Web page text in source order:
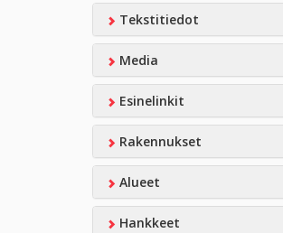
Tekstitiedot
Media
Esinelinkit
Rakennukset
Alueet
Hankkeet